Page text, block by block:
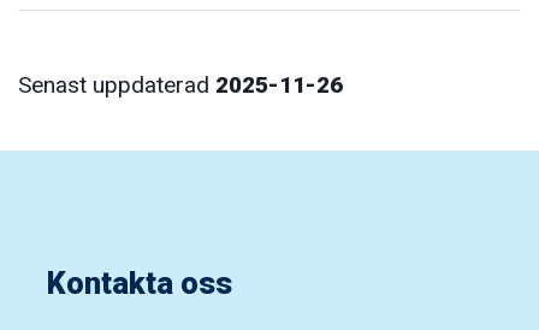
Senast uppdaterad 2025-11-26
Kontakta oss